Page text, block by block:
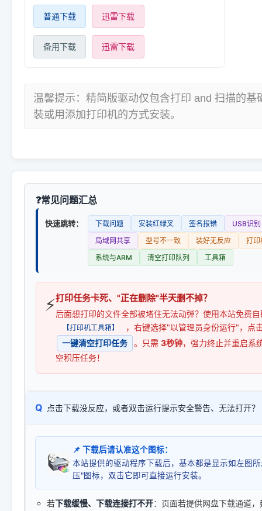
普通下载 迅雷下载
备用下载 迅雷下载
温馨提示：精简版驱动仅包含打印 and 扫描的基
装或用添加打印机的方式安装。
常见问题汇总
快速跳转： 下载问题 安装红绿叉 签名报错
USB识别
局域网共享
型号不一致 装好无反应
打印
系统与ARM
清空打印队列 工具箱
⚡打印任务卡死、"正在删除"半天删不掉？
后面想打印的文件全部被堵住无法动弹？使用本站免费
【打印机工具箱】
，右键选择"以管理员身份运行"，点
一键清空打印任务
。只需 3秒钟，强力终止并重启系
空积压任务！
Q 点击下载没反应，或者双击运行提示安全警告、无法打开？
📌 下载后请认准这个图标：
本站提供的驱动程序下载后，基本都是显示如左图
压"图标，双击它即可直接运行安装。
若下载缓慢、下载连接打不开：页面若提供网盘下载通道